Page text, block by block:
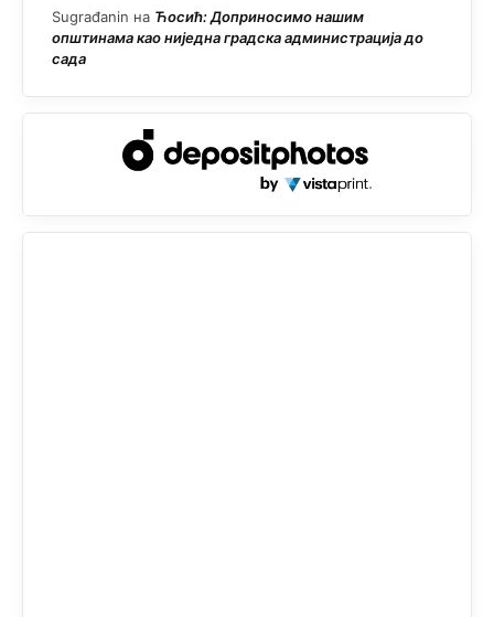
Sugrađanin на Ћосић: Доприносимо нашим
општинама као ниједна градска администрација до
сада